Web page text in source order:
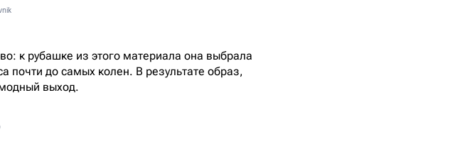
к рубашке из этого материала она выбрала
почти до самых колен. В результате образ,
выход.